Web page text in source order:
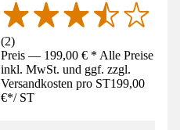
(2)
Preis — 199,00 € * Alle Preise
inkl. MwSt. und ggf. zzgl.
Versandkosten pro ST199,00
€*/ ST